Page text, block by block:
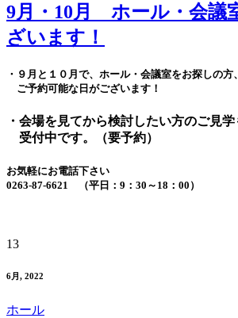
9月・10月 ホール・会
ざいます！
・９月と１０月で、ホール・会議室をお探しの方、
ご予約可能な日がございます！
・会場を見てから検討したい方のご見学
受付中です。（要予約）
お気軽にお電話下さい
0263-87-6621 （平日：9：30～18：00）
13
6月, 2022
ホール